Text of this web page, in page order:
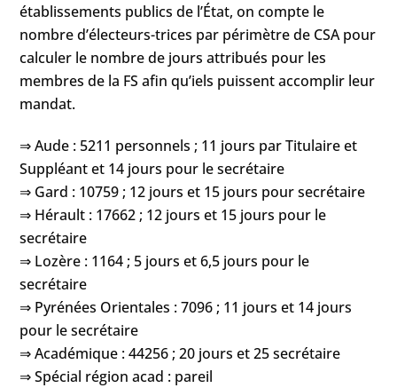
établissements publics de l’État, on compte le
nombre d’électeurs-trices par périmètre de CSA pour
calculer le nombre de jours attribués pour les
membres de la FS afin qu’iels puissent accomplir leur
mandat.
⇒ Aude : 5211 personnels ; 11 jours par Titulaire et
Suppléant et 14 jours pour le secrétaire
⇒ Gard : 10759 ; 12 jours et 15 jours pour secrétaire
⇒ Hérault : 17662 ; 12 jours et 15 jours pour le
secrétaire
⇒ Lozère : 1164 ; 5 jours et 6,5 jours pour le
secrétaire
⇒ Pyrénées Orientales : 7096 ; 11 jours et 14 jours
pour le secrétaire
⇒ Académique : 44256 ; 20 jours et 25 secrétaire
⇒ Spécial région acad : pareil